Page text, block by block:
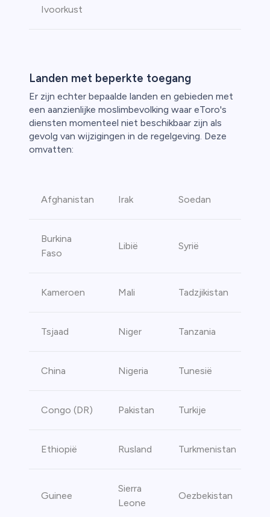
Ivoorkust
Landen met beperkte toegang
Er zijn echter bepaalde landen en gebieden met
een aanzienlijke moslimbevolking waar eToro's
diensten momenteel niet beschikbaar zijn als
gevolg van wijzigingen in de regelgeving. Deze
omvatten:
Afghanistan Irak Soedan
Burkina
Faso
Libië Syrië
Kameroen Mali Tadzjikistan
Tsjaad Niger Tanzania
China Nigeria Tunesië
Congo (DR) Pakistan Turkije
Ethiopië Rusland Turkmenistan
Guinee
Sierra
Leone
Oezbekistan